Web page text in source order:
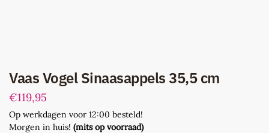
Vaas Vogel Sinaasappels 35,5 cm
€119,95
Op werkdagen voor 12:00 besteld!
Morgen in huis! (mits op voorraad)